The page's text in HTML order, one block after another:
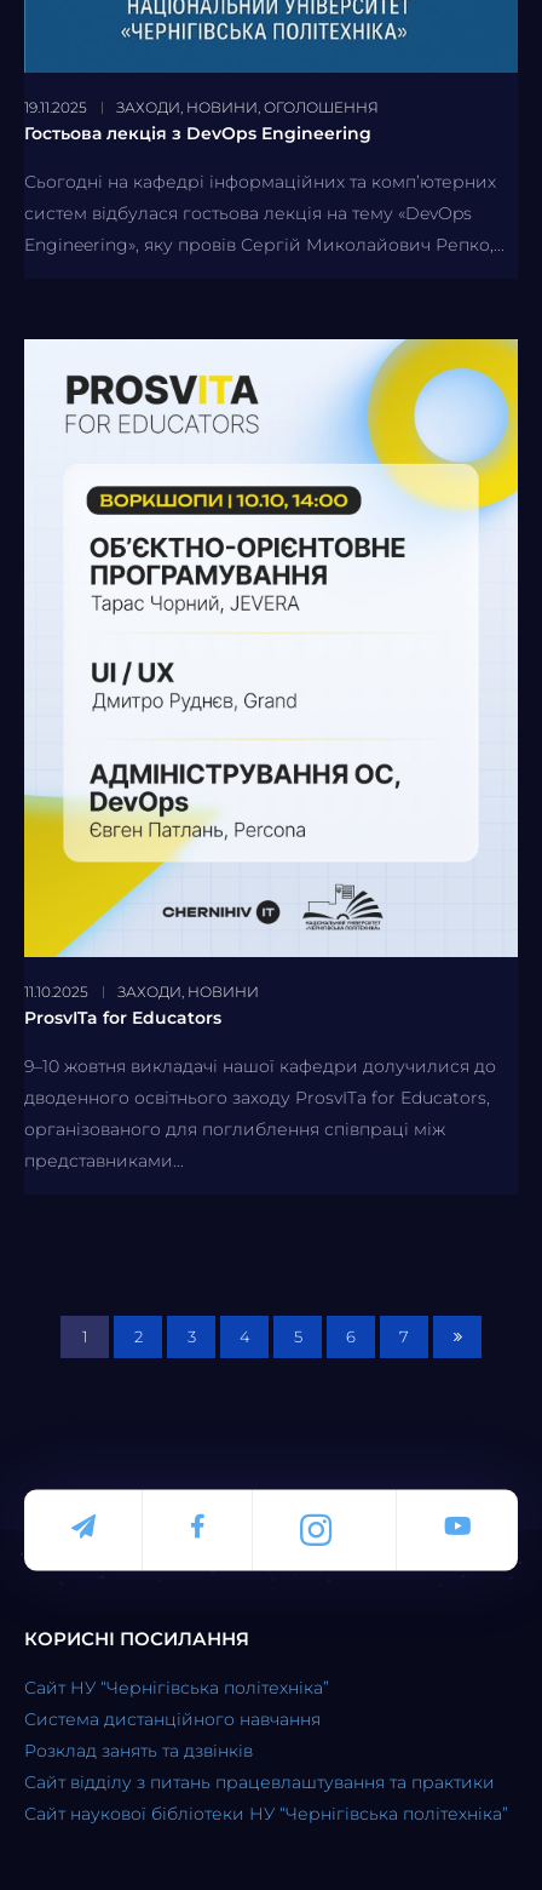
19.11.2025 ЗАХОДИ НОВИНИ ОГОЛОШЕННЯ
Гостьова лекція з DevOps Engineering
Сьогодні на кафедрі інформаційних та комп’ютерних
систем відбулася гостьова лекція на тему «DevOps
Engineering», яку провів Сергій Миколайович Репко,...
11.10.2025 ЗАХОДИ НОВИНИ
ProsvITa for Educators
9–10 жовтня викладачі нашої кафедри долучилися до
дводенного освітнього заходу ProsvITa for Educators,
організованого для поглиблення співпраці між
представниками...
1 2 3 4 5 6 7
КОРИСНІ ПОСИЛАННЯ
Сайт НУ “Чернігівська політехніка”
Система дистанційного навчання
Розклад занять та дзвінків
Сайт відділу з питань працевлаштування та практики
Сайт наукової бібліотеки НУ “Чернігівська політехніка”